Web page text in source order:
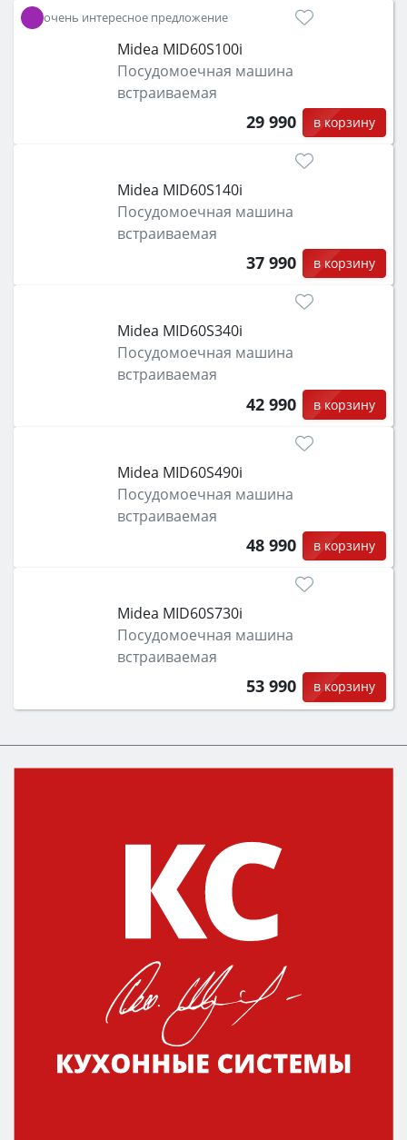
затем смотрите на объём 50–70 л для семьи,
класс энергопотребления не ниже A и нужные
функции (конвекция, гриль, самоочистка,
защита от детей).
очень интересное предложение
Midea MID60S100i
Посудомоечная машина
встраиваемая
29 990 в корзину
Midea MID60S140i
Посудомоечная машина
встраиваемая
37 990 в корзину
Midea MID60S340i
Посудомоечная машина
встраиваемая
42 990 в корзину
Midea MID60S490i
Посудомоечная машина
встраиваемая
48 990 в корзину
Midea MID60S730i
Посудомоечная машина
встраиваемая
53 990 в корзину